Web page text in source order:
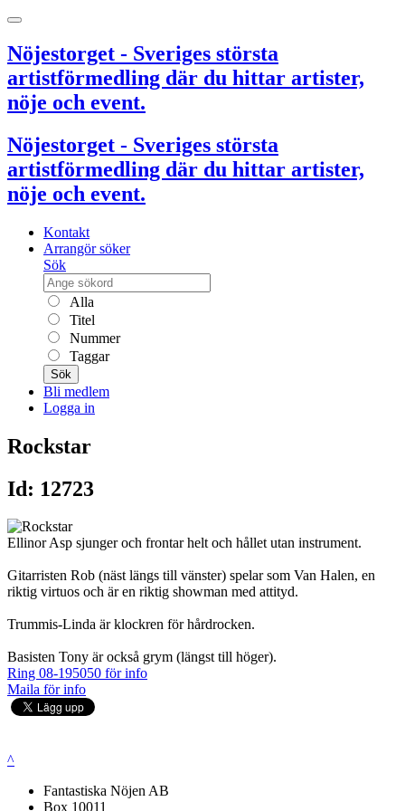
Nöjestorget - Sveriges största
artistförmedling där du hittar artister,
nöje och event.
Nöjestorget - Sveriges största
artistförmedling där du hittar artister,
nöje och event.
Kontakt
Arrangör söker
Sök
Alla
Titel
Nummer
Taggar
Sök
Bli medlem
Logga in
Rockstar
Id: 12723
Ellinor Asp sjunger och frontar helt och hållet utan instrument.
Gitarristen Rob (näst längs till vänster) spelar som Van Halen, en
riktig virtuos och är en riktig showman med attityd.
Trummis-Linda är klockren för hårdrocken.
Basisten Tony är också grym (längst till höger).
Ring 08-195050 för info
Maila för info
^
Fantastiska Nöjen AB
Box 10011